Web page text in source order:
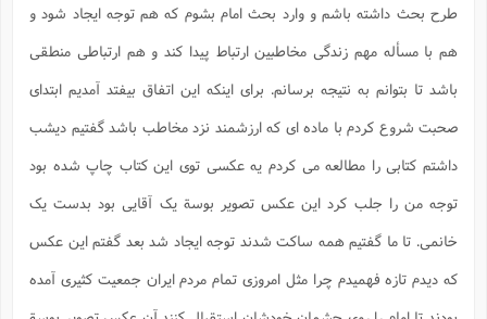
طرح بحث داشته باشم و وارد بحث امام بشوم که هم توجه ایجاد شود و
هم با مسأله مهم زندگی مخاطبین ارتباط پیدا کند و هم ارتباطی منطقی
باشد تا بتوانم به نتیجه برسانم. برای اینکه این اتفاق بیفتد آمدیم ابتدای
صحبت شروع کردم با ماده ای که ارزشمند نزد مخاطب باشد گفتیم دیشب
داشتم کتابی را مطالعه می کردم یه عکسی توی این کتاب چاپ شده بود
توجه من را جلب کرد این عکس تصویر بوسة یک آقایی بود بدست یک
خانمی. تا ما گفتیم همه ساکت شدند توجه ایجاد شد بعد گفتم این عکس
که دیدم تازه فهمیدم چرا مثل امروزی تمام مردم ایران جمعیت کثیری آمده